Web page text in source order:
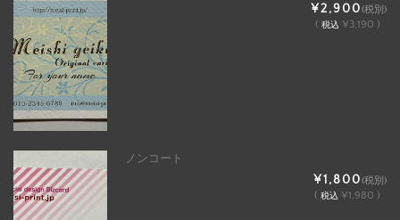
¥2,900(税別)
( 税込 ¥3,190 )
ノンコート
¥1,800(税別)
( 税込 ¥1,980 )